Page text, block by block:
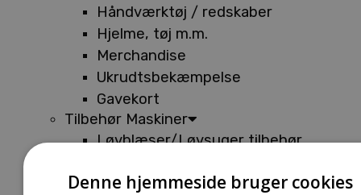
Håndværktøj / redskaber
Hjelme, tøj m.m.
Merchandise
Ukrudtsbekæmpelse
Gavekort
Tilbehør Maskiner
Løvblæser/Løvsuger tilbehør
Tilbehør Buskryddere og Trimmere
Denne hjemmeside bruger cookies